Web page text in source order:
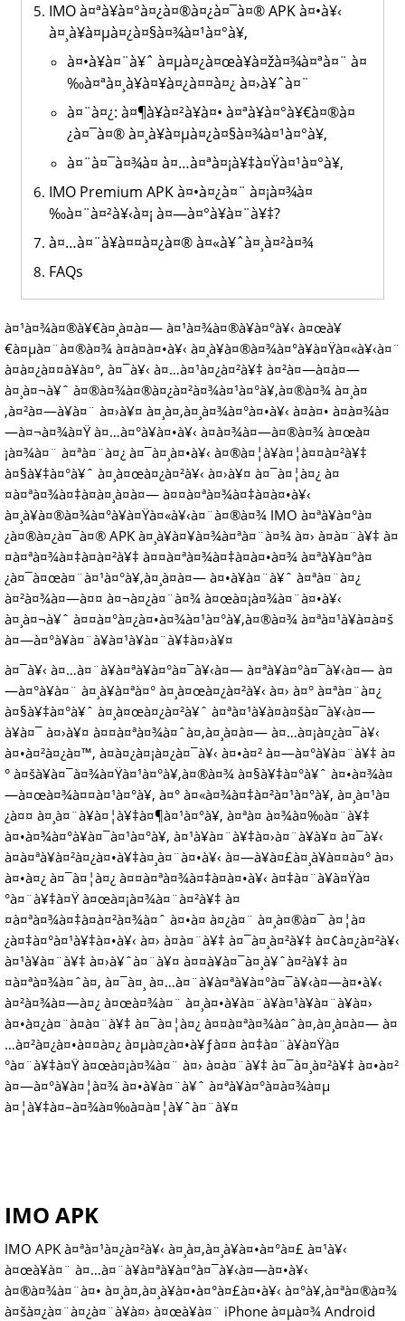
IMO à¤ªà¥à¤°à¤¿à¤®à¤¿à¤¯à¤® APK à¤•à¥‹
à¤¸à¥à¤µà¤¿à¤§à¤¾à¤¹à¤°à¥‚
à¤•à¥à¤¨à¥ˆ à¤µà¤¿à¤œà¥à¤žà¤¾à¤ªà¤¨ à¤
‰à¤ªà¤¸à¥à¤¥à¤¿à¤¤à¤¿ à¤›à¥ˆà¤¨
à¤¨à¤¿: à¤¶à¥à¤²à¥à¤• à¤ªà¥à¤°à¥€à¤®à¤
¿à¤¯à¤® à¤¸à¥à¤µà¤¿à¤§à¤¾à¤¹à¤°à¥‚
à¤¨à¤¯à¤¾à¤ à¤…à¤ªà¤¡à¥‡à¤Ÿà¤¹à¤°à¥‚
IMO Premium APK à¤•à¤¿à¤¨ à¤¡à¤¾à¤
‰à¤¨à¤²à¥‹à¤¡ à¤—à¤°à¥à¤¨à¥‡?
à¤…à¤¨à¥à¤¤à¤¿à¤® à¤«à¥ˆà¤¸à¤²à¤¾
FAQs
à¤¹à¤¾à¤®à¥€à¤¸à¤à¤— à¤¹à¤¾à¤®à¥à¤°à¥‹ à¤œà¥
€à¤µà¤¨à¤®à¤¾ à¤­à¤à¤•à¥‹ à¤¸à¥à¤®à¤¾à¤°à¥à¤Ÿà¤«à¥‹à¤¨
à¤­à¤¿à¤¤à¥à¤°, à¤¯à¥‹ à¤…à¤¹à¤¿à¤²à¥‡ à¤²à¤—à¤­à¤—
à¤¸à¤¬à¥ˆ à¤®à¤¾à¤®à¤¿à¤²à¤¾à¤¹à¤°à¥‚à¤®à¤¾ à¤¸à¤
‚à¤²à¤—à¥à¤¨ à¤›à¥¤ à¤¸à¤‚à¤¸à¤¾à¤°à¤•à¥‹ à¤à¤• à¤­à¤¾à¤
—à¤¬à¤¾à¤Ÿ à¤…à¤°à¥à¤•à¥‹ à¤­à¤¾à¤—à¤®à¤¾ à¤œà¤
¡à¤¾à¤¨ à¤ªà¤¨à¤¿ à¤¯à¤¸à¤•à¥‹ à¤®à¤¦à¥à¤¦à¤¤à¤²à¥‡
à¤§à¥‡à¤°à¥ˆ à¤¸à¤œà¤¿à¤²à¥‹ à¤›à¥¤ à¤¯à¤¦à¤¿ à¤
¤à¤ªà¤¾à¤‡à¤à¤¸à¤à¤— à¤¤à¤ªà¤¾à¤‡à¤à¤•à¥‹
à¤¸à¥à¤®à¤¾à¤°à¥à¤Ÿà¤«à¥‹à¤¨à¤®à¤¾ IMO à¤ªà¥à¤°à¤
¿à¤®à¤¿à¤¯à¤® APK à¤¸à¥à¤¥à¤¾à¤ªà¤¨à¤¾ à¤› à¤­à¤¨à¥‡ à¤
¤à¤ªà¤¾à¤‡à¤à¤²à¥‡ à¤¤à¤ªà¤¾à¤‡à¤à¤•à¤¾ à¤ªà¥à¤°à¤
¿à¤¯à¤œà¤¨à¤¹à¤°à¥‚à¤¸à¤à¤— à¤•à¥à¤¨à¥ˆ à¤ªà¤¨à¤¿
à¤²à¤¾à¤—à¤¤ à¤¬à¤¿à¤¨à¤¾ à¤œà¤¡à¤¾à¤¨à¤•à¥‹
à¤¸à¤¬à¥ˆ à¤¤à¤°à¤¿à¤•à¤¾à¤¹à¤°à¥‚à¤®à¤¾ à¤ªà¤¹à¥à¤à¤š
à¤—à¤°à¥à¤¨à¥à¤¹à¥à¤¨à¥‡à¤›à¥¤
à¤¯à¥‹ à¤…à¤¨à¥à¤ªà¥à¤°à¤¯à¥‹à¤— à¤ªà¥à¤°à¤¯à¥‹à¤— à¤
—à¤°à¥à¤¨ à¤¸à¥à¤ªà¤° à¤¸à¤œà¤¿à¤²à¥‹ à¤› à¤° à¤ªà¤¨à¤¿
à¤§à¥‡à¤°à¥ˆ à¤¸à¤œà¤¿à¤²à¥ˆ à¤ªà¤¹à¥à¤à¤šà¤¯à¥‹à¤—
à¥à¤¯ à¤›à¥¤ à¤¤à¤ªà¤¾à¤ˆà¤‚à¤¸à¤à¤— à¤…à¤¡à¤¿à¤¯à¥‹
à¤•à¤²à¤¿à¤™, à¤­à¤¿à¤¡à¤¿à¤¯à¥‹ à¤•à¤² à¤—à¤°à¥à¤¨à¥‡ à¤
° à¤šà¥à¤¯à¤¾à¤Ÿà¤¹à¤°à¥‚à¤®à¤¾ à¤§à¥‡à¤°à¥ˆ à¤•à¤¾à¤
—à¤œà¤¾à¤¤à¤¹à¤°à¥‚ à¤° à¤«à¤¾à¤‡à¤²à¤¹à¤°à¥‚ à¤¸à¤¹à¤
¿à¤¤ à¤¸à¤¨à¥à¤¦à¥‡à¤¶à¤¹à¤°à¥‚ à¤ªà¤ à¤¾à¤‰à¤¨à¥‡
à¤•à¤¾à¤°à¥à¤¯à¤¹à¤°à¥‚ à¤¹à¥à¤¨à¥‡à¤›à¤¨à¥à¥¤ à¤¯à¥‹
à¤à¤ªà¥à¤²à¤¿à¤•à¥‡à¤¸à¤¨à¤•à¥‹ à¤—à¥à¤£à¤¸à¥à¤¤à¤° à¤›
à¤•à¤¿ à¤¯à¤¦à¤¿ à¤¤à¤ªà¤¾à¤‡à¤à¤•à¥‹ à¤‡à¤¨à¥à¤Ÿà¤
°à¤¨à¥‡à¤Ÿ à¤œà¤¡à¤¾à¤¨à¤²à¥‡ à¤
¤à¤ªà¤¾à¤‡à¤à¤²à¤¾à¤ˆ à¤•à¤ à¤¿à¤¨ à¤¸à¤®à¤¯ à¤¦à¤
¿à¤‡à¤°à¤¹à¥‡à¤•à¥‹ à¤› à¤­à¤¨à¥‡ à¤¯à¤¸à¤²à¥‡ à¤¢à¤¿à¤²à¥‹
à¤¹à¥à¤¨à¥‡ à¤›à¥ˆà¤¨à¥¤ à¤¤à¥à¤¯à¤¸à¥ˆà¤²à¥‡ à¤
¤à¤ªà¤¾à¤ˆà¤‚ à¤¯à¤¸ à¤…à¤¨à¥à¤ªà¥à¤°à¤¯à¥‹à¤—à¤•à¥‹
à¤²à¤¾à¤—à¤¿ à¤œà¤¾à¤¨ à¤¸à¤•à¥à¤¨à¥à¤¹à¥à¤¨à¥à¤›
à¤•à¤¿à¤¨à¤­à¤¨à¥‡ à¤¯à¤¦à¤¿ à¤¤à¤ªà¤¾à¤ˆà¤‚à¤¸à¤à¤— à¤
…à¤²à¤¿à¤•à¤¤à¤¿ à¤µà¤¿à¤•à¥ƒà¤¤ à¤‡à¤¨à¥à¤Ÿà¤
°à¤¨à¥‡à¤Ÿ à¤œà¤¡à¤¾à¤¨ à¤› à¤­à¤¨à¥‡ à¤¯à¤¸à¤²à¥‡ à¤•à¤²
à¤—à¤°à¥à¤¦à¤¾ à¤•à¥à¤¨à¥ˆ à¤ªà¥à¤°à¤­à¤¾à¤µ
à¤¦à¥‡à¤–à¤¾à¤‰à¤à¤¦à¥ˆà¤¨à¥¤
IMO APK
IMO APK à¤ªà¤¹à¤¿à¤²à¥‹ à¤¸à¤‚à¤¸à¥à¤•à¤°à¤£ à¤¹à¥‹
à¤œà¥à¤¨ à¤…à¤¨à¥à¤ªà¥à¤°à¤¯à¥‹à¤—à¤•à¥‹
à¤®à¤¾à¤¨à¤• à¤¸à¤‚à¤¸à¥à¤•à¤°à¤£à¤•à¥‹ à¤°à¥‚à¤ªà¤®à¤¾
à¤šà¤¿à¤¨à¤¿à¤¨à¥à¤› à¤œà¥à¤¨ iPhone à¤µà¤¾ Android